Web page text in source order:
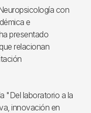
con
e
presentado
relacionan
"Del laboratorio a la
innovación en